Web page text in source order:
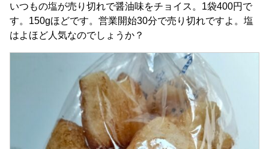
いつもの塩が売り切れで醤油味をチョイス。1袋400円で
す。150gほどです。営業開始30分で売り切れですよ。塩
はよほど人気なのでしょうか？